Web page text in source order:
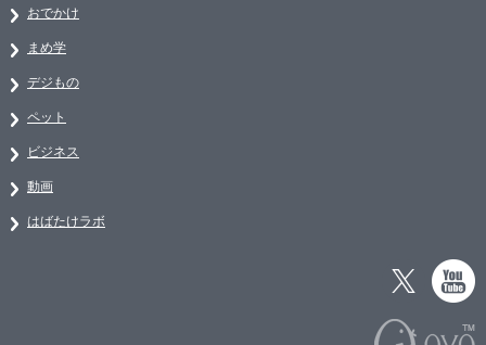
おでかけ
まめ学
デジもの
ペット
ビジネス
動画
はばたけラボ